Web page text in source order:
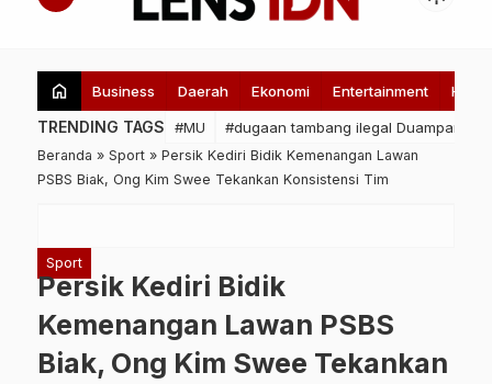
home Business Daerah Ekonomi Entertainment
TRENDING TAGS #MU #dugaan tambang ilegal Duampanua
Beranda » Sport » Persik Kediri Bidik Kemenangan Lawan
PSBS Biak, Ong Kim Swee Tekankan Konsistensi Tim
Sport
Persik Kediri Bidik
Kemenangan Lawan PSBS
Biak, Ong Kim Swee Tekankan